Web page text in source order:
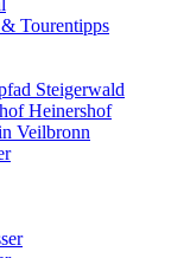
Tourentipps
Steigerwald
Heinershof
Veilbronn